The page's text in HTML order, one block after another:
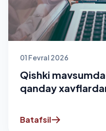
01 Fevral 2026
Qishki
qanday
Batafsil